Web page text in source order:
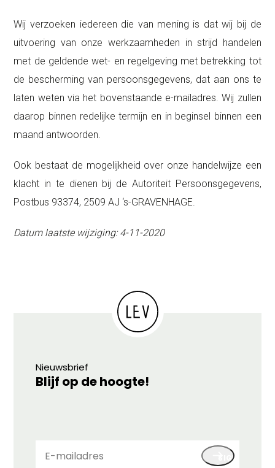
Wij verzoeken iedereen die van mening is dat wij bij de
uitvoering van onze werkzaamheden in strijd handelen
met de geldende wet- en regelgeving met betrekking tot
de bescherming van persoonsgegevens, dat aan ons te
laten weten via het bovenstaande e-mailadres. Wij zullen
daarop binnen redelijke termijn en in beginsel binnen een
maand antwoorden.
Ook bestaat de mogelijkheid over onze handelwijze een
klacht in te dienen bij de Autoriteit Persoonsgegevens,
Postbus 93374, 2509 AJ ‘s-GRAVENHAGE.
Datum laatste wijziging: 4-11-2020
Nieuwsbrief
Blijf op de hoogte!
SIGN UP